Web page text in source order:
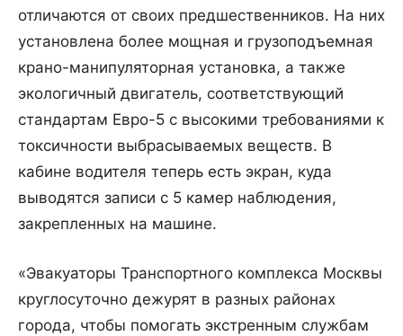
отличаются от своих предшественников. На них
установлена более мощная и грузоподъемная
крано-манипуляторная установка, а также
экологичный двигатель, соответствующий
стандартам Евро-5 с высокими требованиями к
токсичности выбрасываемых веществ. В
кабине водителя теперь есть экран, куда
выводятся записи с 5 камер наблюдения,
закрепленных на машине.
«Эвакуаторы Транспортного комплекса Москвы
круглосуточно дежурят в разных районах
города, чтобы помогать экстренным службам